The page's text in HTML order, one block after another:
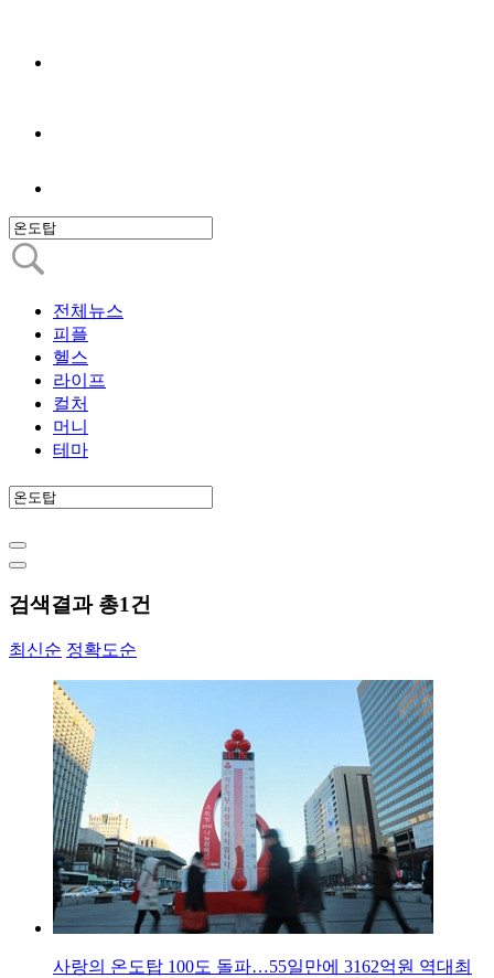
전체뉴스
피플
헬스
라이프
컬처
머니
테마
검색결과 총1건
최신순 정확도순
사랑의 온도탑 100도 돌파…55일만에 3162억원 역대최